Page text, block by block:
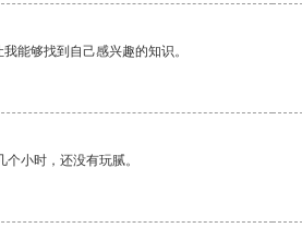
能够找到自己感兴趣的知识。
小时，还没有玩腻。